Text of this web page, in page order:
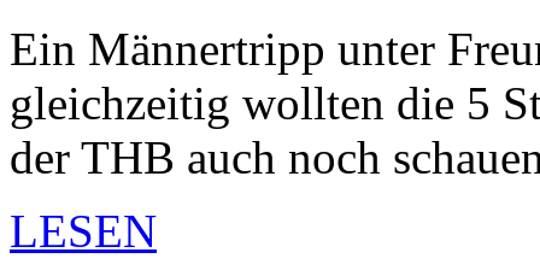
Ein Männertripp unter
gleichzeitig wollten die 5
der THB auch noch
LESEN